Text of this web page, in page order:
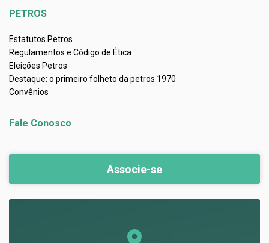
PETROS
Estatutos Petros
Regulamentos e Código de Ética
Eleições Petros
Destaque: o primeiro folheto da petros 1970
Convênios
Fale Conosco
Associe-se